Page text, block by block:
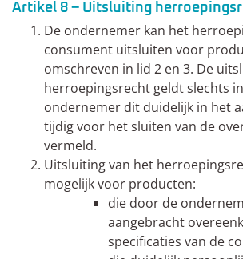
Artikel 8 – Uitsluiting
De ondernemer kan het
consument uitsluiten voor
omschreven in lid 2 en 3. De
herroepingsrecht geldt slechts
ondernemer dit duidelijk in het
tijdig voor het sluiten van de
vermeld.
Uitsluiting van het
mogelijk voor producten:
die door de
aangebracht
specificaties van de